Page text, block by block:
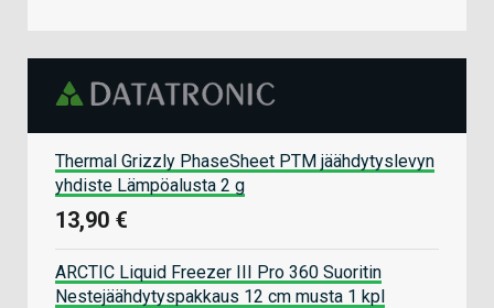
Thermal Grizzly PhaseSheet PTM jäähdytyslevyn
yhdiste Lämpöalusta 2 g
13,90 €
ARCTIC Liquid Freezer III Pro 360 Suoritin
Nestejäähdytyspakkaus 12 cm musta 1 kpl